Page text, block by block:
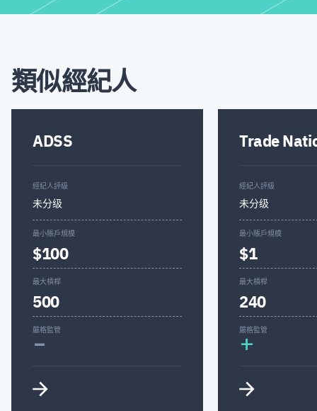
類似經紀人
ADSS
經紀人評級
未分级
最小賬戶規模
$100
最大槓桿
500
嚴格監管
-
Trade
經紀人評級
未分级
最小賬戶規模
$1
最大槓桿
240
嚴格監管
+